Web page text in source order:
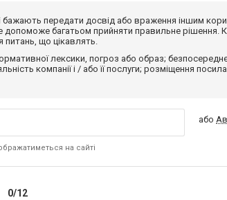
бажають передати досвід або враження іншим
допоможе багатьом прийняти правильне рішення.
що цікавлять.
лексики, погроз або образ;
компанії і / або її послуги; розміщення
на сайті
або
0/12